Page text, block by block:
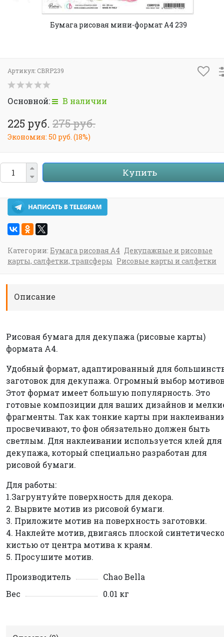
Бумага рисовая мини-формат A4 239
Артикул: CBRP239
Основной: В наличии
225 руб. 275 руб.
Экономия: 50 руб. (18%)
Купить
Категории: Бумага рисовая А4 Декупажные и рисовые
карты, салфетки, трансферы Рисовые карты и салфетки
Описание
Рисовая бумага для декупажа (рисовые карты)
формата А4.
Удобный формат, адаптированный для
заготовок для декупажа. Огромный выбор
Этот формат имеет большую популярность. Это
готовые композиции для ваших дизайнов и
фрагменты. Так как тонкие карты при
просвечивают, то фон обязательно должен быть
светлым. Для наклеивании используется клей для
декупажа, который специально разработан для
рисовой бумаги.
Для работы:
1.Загрунтуйте поверхность для декора.
2. Вырвите мотив из рисовой бумаги.
3. Приложите мотив на поверхность заготовки.
4. Наклейте мотив, двигаясь плоской
кистью от центра мотива к краям.
5. Просушите мотив.
Производитель
Chao Bella
Вес
0.01 кг